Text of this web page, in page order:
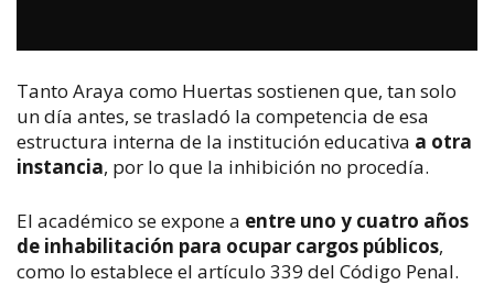
Tanto Araya como Huertas sostienen que, tan solo
un día antes, se trasladó la competencia de esa
estructura interna de la institución educativa a otra
instancia, por lo que la inhibición no procedía.
El académico se expone a entre uno y cuatro años
de inhabilitación para ocupar cargos públicos,
como lo establece el artículo 339 del Código Penal.